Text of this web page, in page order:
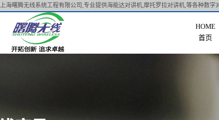
上海曙腾无线系统工程有限公司,专业提供海能达对讲机,摩托罗拉对讲机,等各种数字
首页